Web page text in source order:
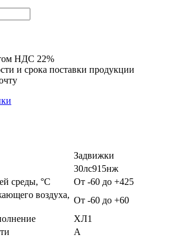
НДС 22%
и срока поставки продукции
Задвижки
30лс915нж
среды, °С
От -60 до +425
воздуха,
От -60 до +60
ХЛ1
А